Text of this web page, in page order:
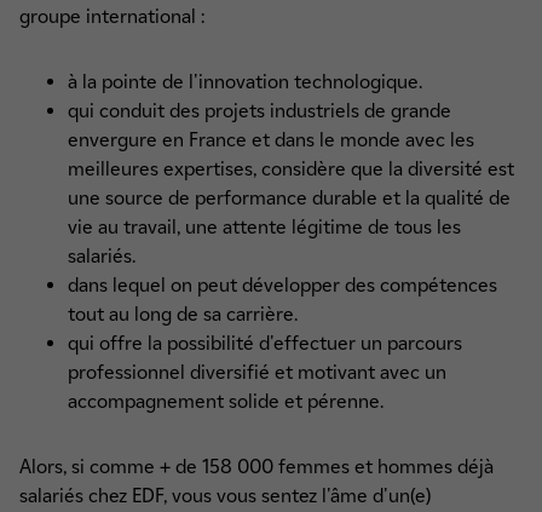
Nous rejoindre (3)
groupe international :
à la pointe de l'innovation technologique.
qui conduit des projets industriels de grande
envergure en France et dans le monde avec les
meilleures expertises, considère que la diversité est
une source de performance durable et la qualité de
vie au travail, une attente légitime de tous les
salariés.
dans lequel on peut développer des compétences
tout au long de sa carrière.
qui offre la possibilité d'effectuer un parcours
professionnel diversifié et motivant avec un
accompagnement solide et pérenne.
Alors, si comme + de 158 000 femmes et hommes déjà
salariés chez EDF, vous vous sentez l'âme d'un(e)